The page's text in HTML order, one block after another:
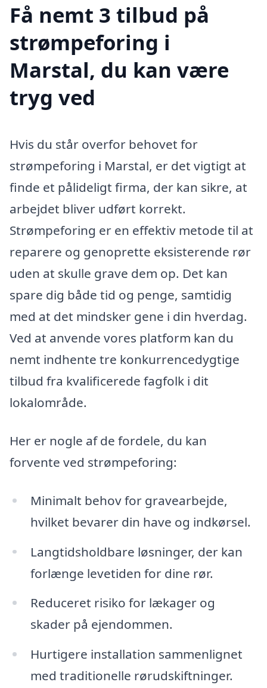
Få nemt 3 tilbud på
strømpeforing i
Marstal, du kan være
tryg ved
Hvis du står overfor behovet for
strømpeforing i Marstal, er det vigtigt at
finde et pålideligt firma, der kan sikre, at
arbejdet bliver udført korrekt.
Strømpeforing er en effektiv metode til at
reparere og genoprette eksisterende rør
uden at skulle grave dem op. Det kan
spare dig både tid og penge, samtidig
med at det mindsker gene i din hverdag.
Ved at anvende vores platform kan du
nemt indhente tre konkurrencedygtige
tilbud fra kvalificerede fagfolk i dit
lokalområde.
Her er nogle af de fordele, du kan
forvente ved strømpeforing:
Minimalt behov for gravearbejde,
hvilket bevarer din have og indkørsel.
Langtidsholdbare løsninger, der kan
forlænge levetiden for dine rør.
Reduceret risiko for lækager og
skader på ejendommen.
Hurtigere installation sammenlignet
med traditionelle rørudskiftninger.